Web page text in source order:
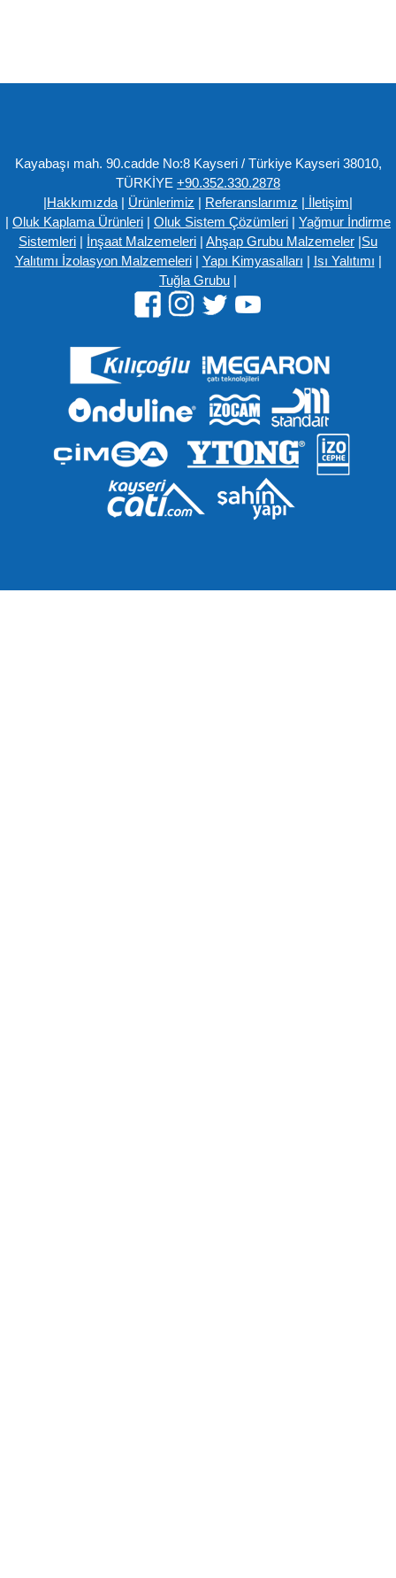
Kayabaşı mah. 90.cadde No:8 Kayseri / Türkiye Kayseri 38010,
TÜRKİYE +90.352.330.2878
|Hakkımızda | Ürünlerimiz | Referanslarımız | İletişim|
| Oluk Kaplama Ürünleri | Oluk Sistem Çözümleri | Yağmur İndirme
Sistemleri | İnşaat Malzemeleri | Ahşap Grubu Malzemeler |Su
Yalıtımı İzolasyon Malzemeleri| Yapı Kimyasalları | Isı Yalıtımı |
Tuğla Grubu |